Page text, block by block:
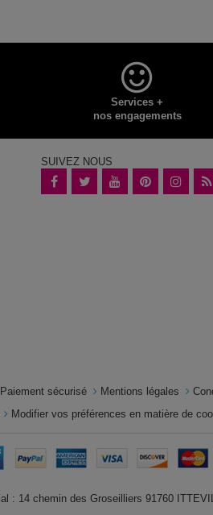
Services +
nos engagements
SUIVEZ NOUS
Paiement sécurisé Mentions légales
Modifier vos préférences en matière de
14 chemin des Groseilliers 91760